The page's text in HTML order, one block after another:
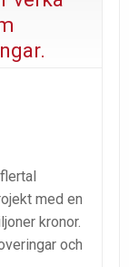
med en
kronor.
och